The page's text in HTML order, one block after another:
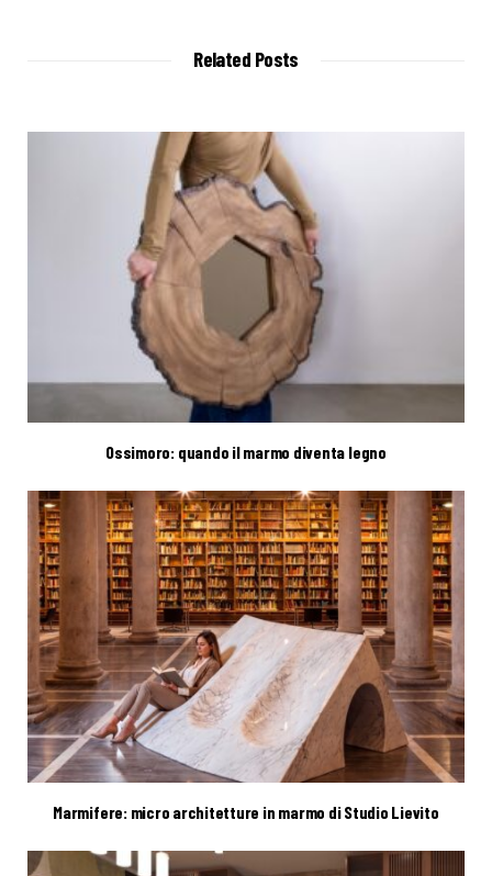
Related Posts
Ossimoro: quando il marmo diventa legno
Marmifere: micro architetture in marmo di Studio Lievito